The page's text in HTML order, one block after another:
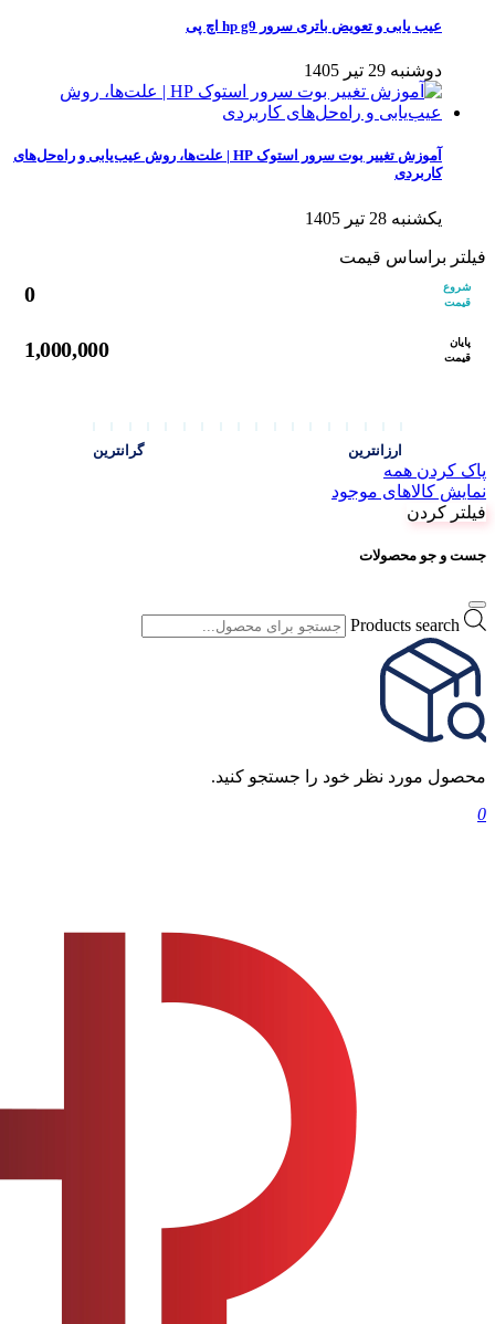
عیب یابی و تعویض باتری سرور hp g9 اچ پی
دوشنبه 29 تیر 1405
آموزش تغییر بوت سرور استوک HP | علت‌ها، روش عیب‌یابی و راه‌حل‌های
کاربردی
یکشنبه 28 تیر 1405
فیلتر براساس قیمت
شروع
قیمت
0
پایان
قیمت
1,000,000
ارزانترین گرانترین
پاک کردن همه
نمایش کالاهای موجود
فیلتر کردن
جست و جو محصولات
Products search
محصول مورد نظر خود را جستجو کنید.
0